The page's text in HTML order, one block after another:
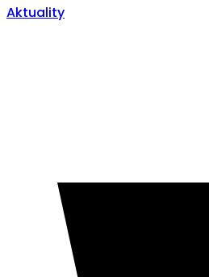
Aktuality